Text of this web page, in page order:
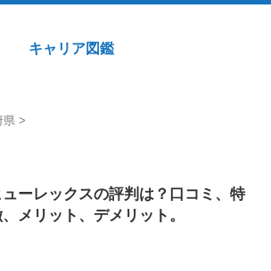
キャリア図鑑
県 >
ューレックスの評判は？口コミ、特
メリット、デメリット。